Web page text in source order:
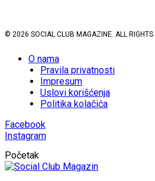
© 2026 SOCIAL CLUB MAGAZINE. ALL RIGHTS
O nama
Pravila privatnosti
Impresum
Uslovi korišćenja
Politika kolačića
Facebook
Instagram
Početak